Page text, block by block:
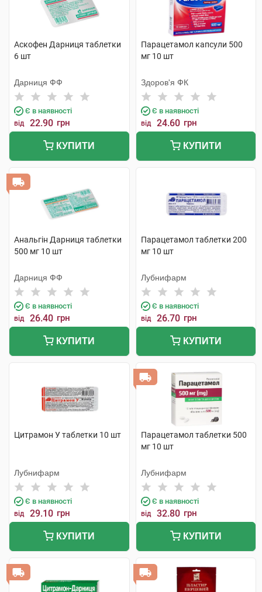
Аскофен Дарниця таблетки
6 шт
Дарниця ФФ
Є в наявності
від 22.90 грн
КУПИТИ
Парацетамол капсули 500
мг 10 шт
Здоров'я ФК
Є в наявності
від 24.60 грн
КУПИТИ
Анальгін Дарниця таблетки
500 мг 10 шт
Дарниця ФФ
Є в наявності
від 26.40 грн
КУПИТИ
Парацетамол таблетки 200
мг 10 шт
Лубнифарм
Є в наявності
від 26.70 грн
КУПИТИ
Цитрамон У таблетки 10 шт
Лубнифарм
Є в наявності
від 29.10 грн
КУПИТИ
Парацетамол таблетки 500
мг 10 шт
Лубнифарм
Є в наявності
від 32.80 грн
КУПИТИ